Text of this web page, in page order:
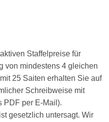
Staffelpreise für
von mindestens 4 gleichen
25 Saiten erhalten Sie auf
Schreibweise mit
PDF per E-Mail).
gesetzlich untersagt. Wir